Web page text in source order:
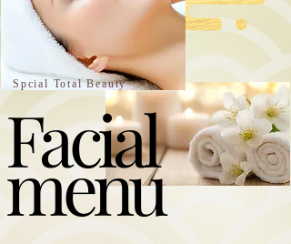
Facial
menu
Facial
menu
Spcial Total Beauty